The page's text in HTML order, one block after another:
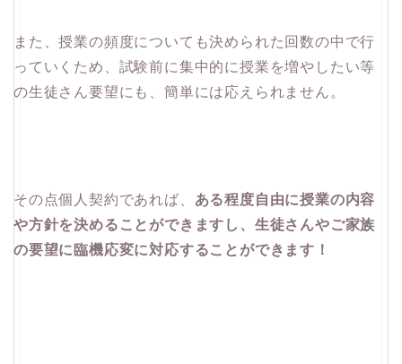
また、授業の頻度についても決められた回数の中で行
っていくため、試験前に集中的に授業を増やしたい等
の生徒さん要望にも、簡単には応えられません。
その点個人契約であれば、 ある程度自由に授業の内容
や方針を決めることができますし、生徒さんやご家族
の要望に臨機応変に対応することができます！